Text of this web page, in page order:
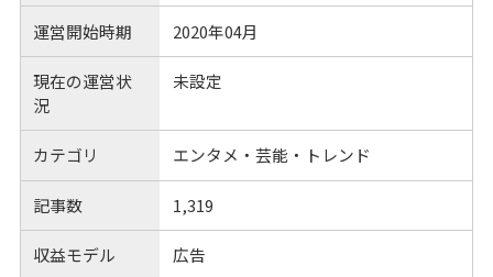
運営開始時期 2020年04月
現在の運営状
況
未設定
カテゴリ エンタメ・芸能・トレンド
記事数 1,319
収益モデル 広告